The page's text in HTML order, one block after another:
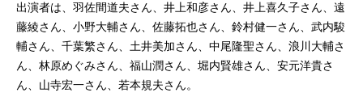
出演者は、羽佐間道夫さん、井上和彦さん、井上喜久子さん、遠
藤綾さん、小野大輔さん、佐藤拓也さん、鈴村健一さん、武内駿
輔さん、千葉繁さん、土井美加さん、中尾隆聖さん、浪川大輔さ
ん、林原めぐみさん、福山潤さん、堀内賢雄さん、安元洋貴さ
ん、山寺宏一さん、若本規夫さん。